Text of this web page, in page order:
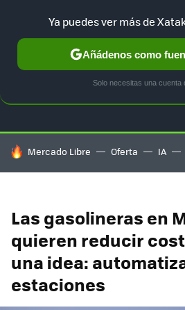
TESLA UBER AUTO ELECTRICO
HOY SE HABLA DE
Mercado Libre Oferta IA
Las gasolineras en
quieren reducir
una idea:
estaciones
Ya puedes ver más de
Añádenos como
Solo necesitas una cuenta